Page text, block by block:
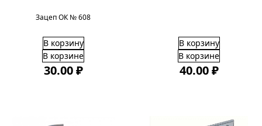
Зацеп ОК № 608
В корзину
В корзине
30.00 ₽
В корзину
В корзине
40.00 ₽